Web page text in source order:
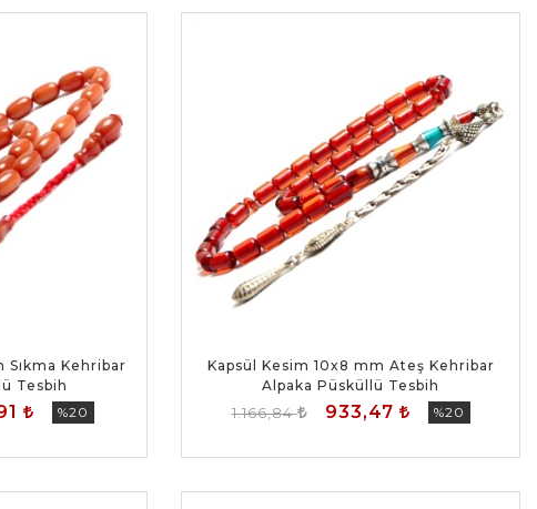
Sıkma Kehribar
Tesbih
%20
Kapsül Kesim 10x8 mm Ateş Kehribar
Alpaka Püsküllü Tesbih
1.166,84 933,47 %20